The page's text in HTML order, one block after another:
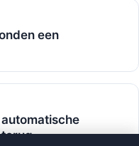
een
terug